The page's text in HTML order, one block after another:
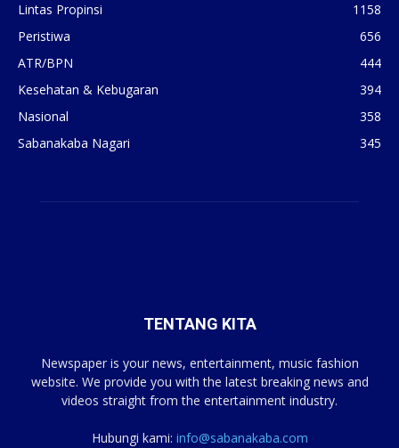
Lintas Propinsi
1158
Peristiwa
656
ATR/BPN
444
Kesehatan & Kebugaran
394
Nasional
358
Sabanakaba Nagari
345
TENTANG KITA
Newspaper is your news, entertainment, music fashion
website. We provide you with the latest breaking news and
videos straight from the entertainment industry.
Hubungi kami: info@sabanakaba.com